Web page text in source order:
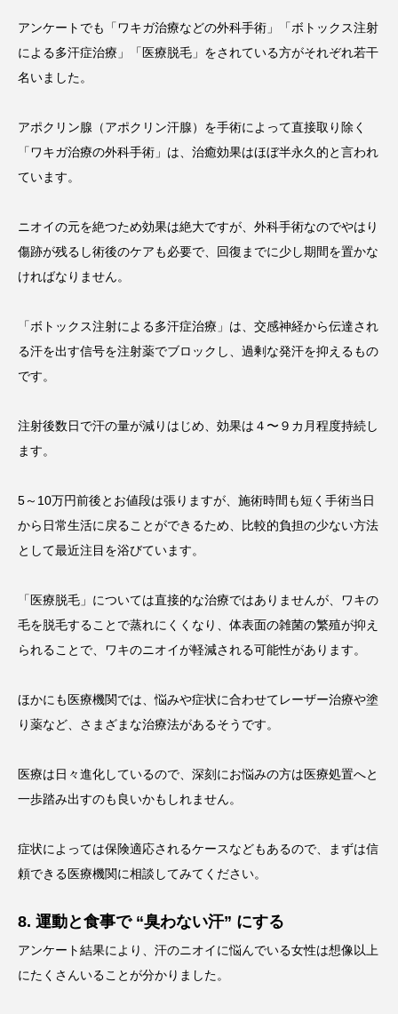
アンケートでも「ワキガ治療などの外科手術」「ボトックス注射
による多汗症治療」「医療脱毛」をされている方がそれぞれ若干
名いました。
アポクリン腺（アポクリン汗腺）を手術によって直接取り除く
「ワキガ治療の外科手術」は、治癒効果はほぼ半永久的と言われ
ています。
ニオイの元を絶つため効果は絶大ですが、外科手術なのでやはり
傷跡が残るし術後のケアも必要で、回復までに少し期間を置かな
ければなりません。
「ボトックス注射による多汗症治療」は、交感神経から伝達され
る汗を出す信号を注射薬でブロックし、過剰な発汗を抑えるもの
です。
注射後数日で汗の量が減りはじめ、効果は４〜９カ月程度持続し
ます。
5～10万円前後とお値段は張りますが、施術時間も短く手術当日
から日常生活に戻ることができるため、比較的負担の少ない方法
として最近注目を浴びています。
「医療脱毛」については直接的な治療ではありませんが、ワキの
毛を脱毛することで蒸れにくくなり、体表面の雑菌の繁殖が抑え
られることで、ワキのニオイが軽減される可能性があります。
ほかにも医療機関では、悩みや症状に合わせてレーザー治療や塗
り薬など、さまざまな治療法があるそうです。
医療は日々進化しているので、深刻にお悩みの方は医療処置へと
一歩踏み出すのも良いかもしれません。
症状によっては保険適応されるケースなどもあるので、まずは信
頼できる医療機関に相談してみてください。
8. 運動と食事で “臭わない汗” にする
アンケート結果により、汗のニオイに悩んでいる女性は想像以上
にたくさんいることが分かりました。